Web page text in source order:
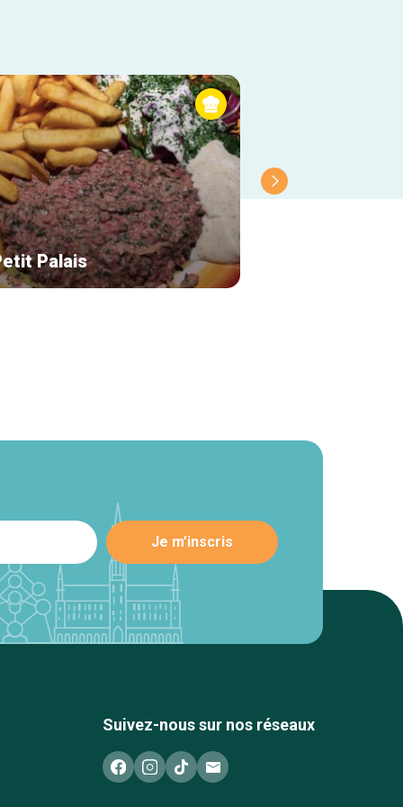
Palais
Suivez-nous sur nos réseaux